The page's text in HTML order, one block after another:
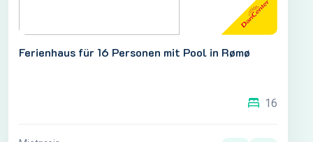
Ferienhaus für 16 Personen mit Pool in Rømø
16